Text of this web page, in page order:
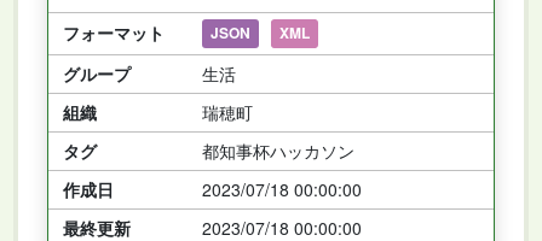
フォーマット
JSON XML
グループ
生活
組織
瑞穂町
タグ
都知事杯ハッカソン
作成日
2023/07/18 00:00:00
最終更新
2023/07/18 00:00:00